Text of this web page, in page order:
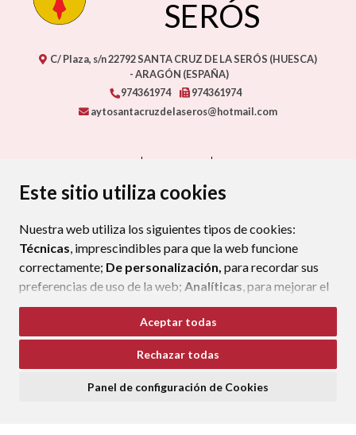
Este sitio utiliza cookies
Nuestra web utiliza los siguientes tipos de cookies:
Técnicas, imprescindibles para que la web funcione
correctamente; De personalización, para recordar sus
preferencias de uso de la web; Analíticas, para mejorar el
funcionamiento de la web y sus servicios.
Si acepta pulsando el botón“Aceptar todas”
consideramos que acepta su uso. Si pulsa el botón
ninguna acción, se guardarán las cookies técnicas
Aceptar todas
Rechazar todas
Panel de configuración de Cookies
SERÓS
C/ Plaza, s/n22792SANTA CRUZ DE LA SERÓS (HUESCA)
- ARAGÓN (ESPAÑA)
974361974
974361974
aytosantacruzdelaseros@hotmail.com
PROTECCIÓN DE DATOS
POLÍTICA DE COOKIES